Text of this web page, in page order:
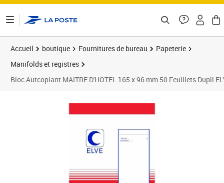
Accueil boutique Fournitures de bureau
Papeterie
Manifolds et registres
Bloc Autcopiant MAITRE D'HOTEL 165 x 96 mm 50 Feuillets Dupli